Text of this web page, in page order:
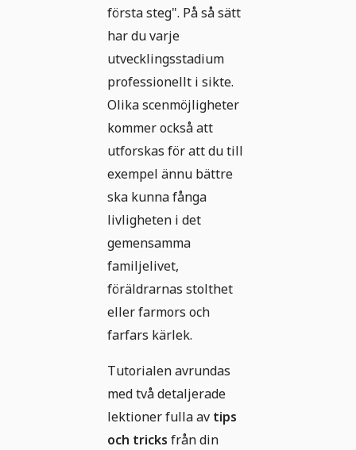
första steg". På så sätt
har du varje
utvecklingsstadium
professionellt i sikte.
Olika scenmöjligheter
kommer också att
utforskas för att du till
exempel ännu bättre
ska kunna fånga
livligheten i det
gemensamma
familjelivet,
föräldrarnas stolthet
eller farmors och
farfars kärlek.
Tutorialen avrundas
med två detaljerade
lektioner fulla av tips
och tricks från din